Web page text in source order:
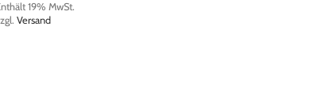
19% MwSt.
Versand